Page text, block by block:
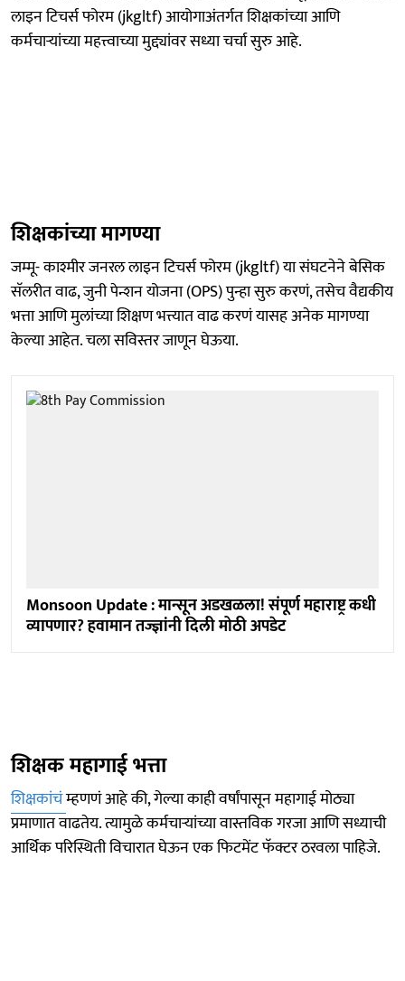
लाइन टिचर्स फोरम (jkgltf) आयोगाअंतर्गत शिक्षकांच्या आणि
कर्मचार्‍यांच्या महत्त्वाच्या मुद्द्यांवर सध्या चर्चा सुरु आहे.
शिक्षकांच्या मागण्या
जम्मू- काश्मीर जनरल लाइन टिचर्स फोरम (jkgltf) या संघटनेने बेसिक
सॅलरीत वाढ, जुनी पेन्शन योजना (OPS) पुन्हा सुरु करणं, तसेच वैद्यकीय
भत्ता आणि मुलांच्या शिक्षण भत्त्यात वाढ करणं यासह अनेक मागण्या
केल्या आहेत. चला सविस्तर जाणून घेऊया.
Monsoon Update : मान्सून अडखळला! संपूर्ण महाराष्ट्र कधी
व्यापणार? हवामान तज्ज्ञांनी दिली मोठी अपडेट
शिक्षक महागाई भत्ता
शिक्षकांचंम्हणणं आहे की, गेल्या काही वर्षांपासून महागाई मोठ्या
प्रमाणात वाढतेय. त्यामुळे कर्मचाऱ्यांच्या वास्तविक गरजा आणि सध्याची
आर्थिक परिस्थिती विचारात घेऊन एक फिटमेंट फॅक्टर ठरवला पाहिजे.